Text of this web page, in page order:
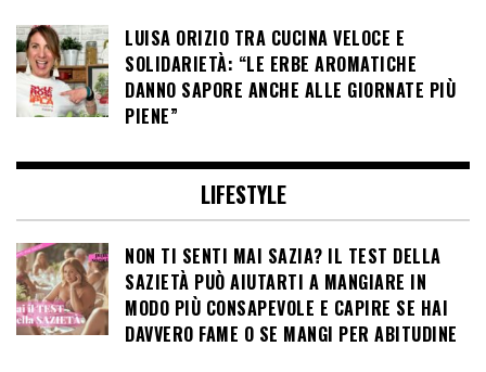
LUISA ORIZIO TRA CUCINA VELOCE E
SOLIDARIETÀ: “LE ERBE AROMATICHE
DANNO SAPORE ANCHE ALLE GIORNATE PIÙ
PIENE”
LIFESTYLE
NON TI SENTI MAI SAZIA? IL TEST DELLA
SAZIETÀ PUÒ AIUTARTI A MANGIARE IN
MODO PIÙ CONSAPEVOLE E CAPIRE SE HAI
DAVVERO FAME O SE MANGI PER ABITUDINE